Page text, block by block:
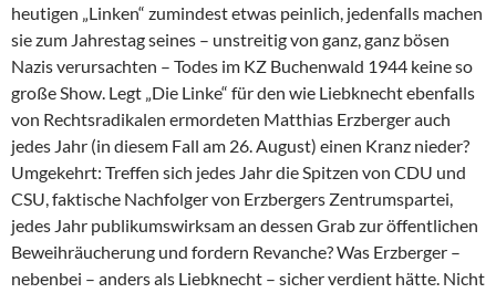
heutigen „Linken“ zumindest etwas peinlich, jedenfalls machen
sie zum Jahrestag seines – unstreitig von ganz, ganz bösen
Nazis verursachten – Todes im KZ Buchenwald 1944 keine so
große Show. Legt „Die Linke“ für den wie Liebknecht ebenfalls
von Rechtsradikalen ermordeten Matthias Erzberger auch
jedes Jahr (in diesem Fall am 26. August) einen Kranz nieder?
Umgekehrt: Treffen sich jedes Jahr die Spitzen von CDU und
CSU, faktische Nachfolger von Erzbergers Zentrumspartei,
jedes Jahr publikumswirksam an dessen Grab zur öffentlichen
Beweihräucherung und fordern Revanche? Was Erzberger –
nebenbei – anders als Liebknecht – sicher verdient hätte. Nicht